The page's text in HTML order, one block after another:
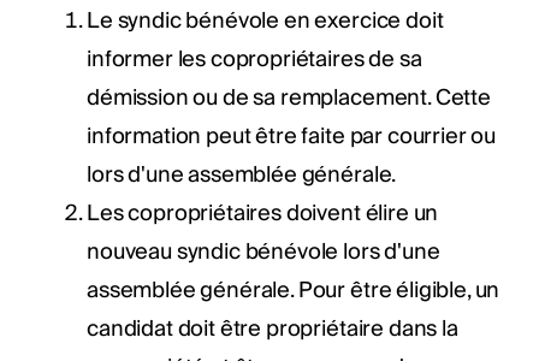
Le syndic bénévole en exercice doit
informer les copropriétaires de sa
démission ou de sa remplacement. Cette
information peut être faite par courrier ou
lors d'une assemblée générale.
Les copropriétaires doivent élire un
nouveau syndic bénévole lors d'une
assemblée générale. Pour être éligible, un
candidat doit être propriétaire dans la